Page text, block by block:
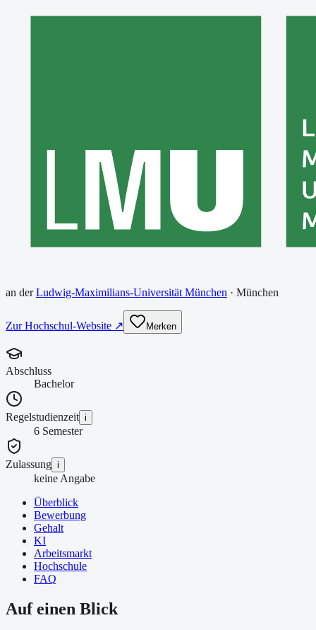
an derLudwig-Maximilians-Universität München · München
Zur Hochschul-Website ↗ Merken
Abschluss
Bachelor
Regelstudienzeit i
6 Semester
Zulassung i
keine Angabe
Überblick
Bewerbung
Gehalt
KI
Arbeitsmarkt
Hochschule
FAQ
Auf einen Blick